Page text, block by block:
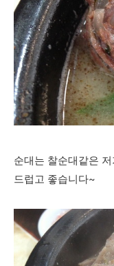
순대는 찰순대같은
드럽고 좋습니다~